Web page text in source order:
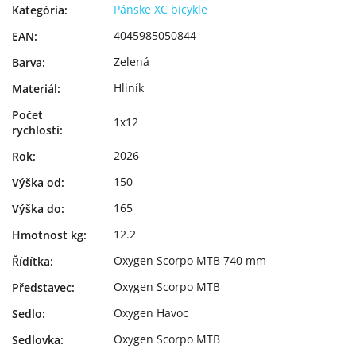
Kategória:
Pánske XC bicykle
EAN:
4045985050844
Barva:
Zelená
Materiál:
Hliník
Počet
rychlostí:
1x12
Rok:
2026
Výška od:
150
Výška do:
165
Hmotnost kg:
12.2
Řídítka:
Oxygen Scorpo MTB 740 mm
Představec:
Oxygen Scorpo MTB
Sedlo:
Oxygen Havoc
Sedlovka: Oxygen Scorpo MTB